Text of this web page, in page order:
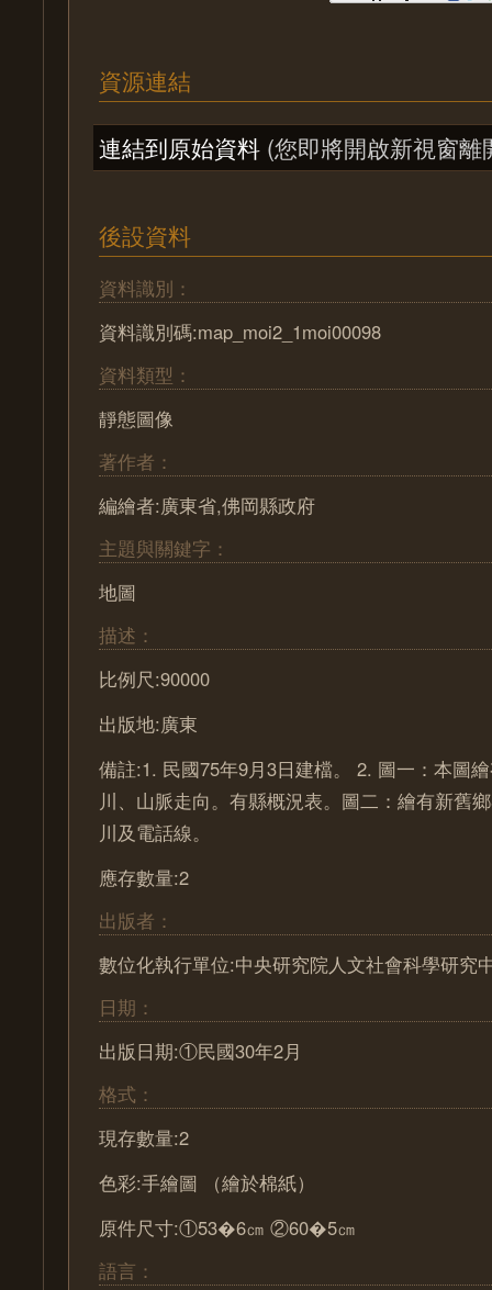
資源連結
連結到原始資料 (您即將開啟新視窗離
後設資料
資料識別：
資料識別碼:map_moi2_1moi00098
資料類型：
靜態圖像
著作者：
編繪者:廣東省,佛岡縣政府
主題與關鍵字：
地圖
描述：
比例尺:90000
出版地:廣東
備註:1. 民國75年9月3日建檔。 2. 圖一：本圖
川、山脈走向。有縣概況表。圖二：繪有新舊
川及電話線。
應存數量:2
出版者：
數位化執行單位:中央研究院人文社會科學研究
日期：
出版日期:①民國30年2月
格式：
現存數量:2
色彩:手繪圖 （繪於棉紙）
原件尺寸:①53�6㎝ ②60�5㎝
語言：